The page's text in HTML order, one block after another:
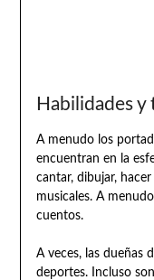
Habilidades y
A menudo los
encuentran en la
cantar, dibujar,
musicales. A
cuentos.
A veces, las dueñas
deportes. Incluso